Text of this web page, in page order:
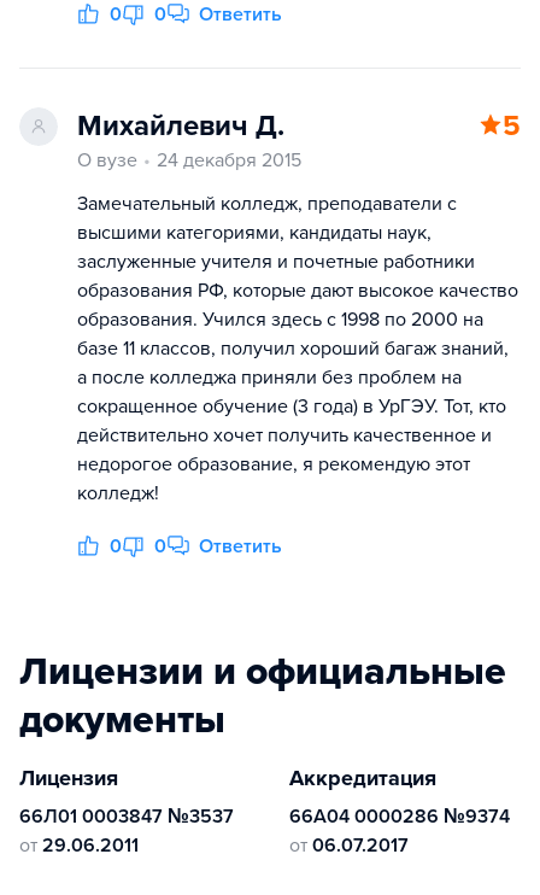
0 0 Ответить
Михайлевич Д. 5
О вузе
24 декабря 2015
Замечательный колледж, преподаватели с
высшими категориями, кандидаты наук,
заслуженные учителя и почетные работники
образования РФ, которые дают высокое качество
образования. Учился здесь с 1998 по 2000 на
базе 11 классов, получил хороший багаж знаний,
а после колледжа приняли без проблем на
сокращенное обучение (3 года) в УрГЭУ. Тот, кто
действительно хочет получить качественное и
недорогое образование, я рекомендую этот
колледж!
0 0 Ответить
Лицензии и официальные
документы
Лицензия
66Л01 0003847 №3537
от 29.06.2011
Аккредитация
66А04 0000286 №9374
от 06.07.2017